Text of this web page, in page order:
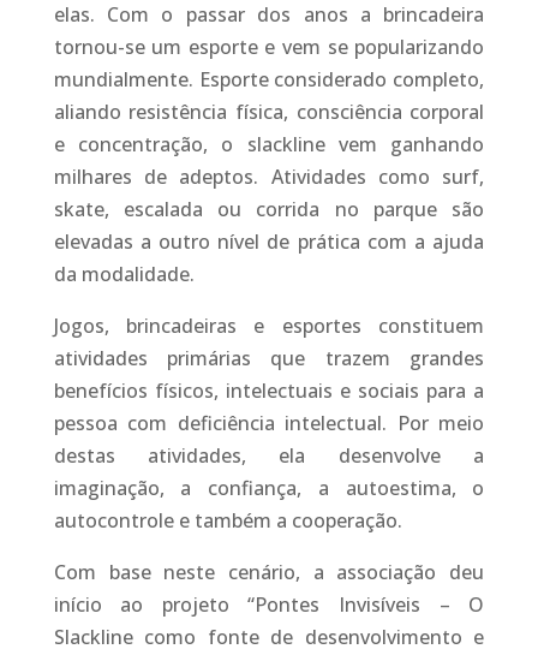
elas. Com o passar dos anos a brincadeira
tornou-se um esporte e vem se popularizando
mundialmente. Esporte considerado completo,
aliando resistência física, consciência corporal
e concentração, o slackline vem ganhando
milhares de adeptos. Atividades como surf,
skate, escalada ou corrida no parque são
elevadas a outro nível de prática com a ajuda
da modalidade.
Jogos, brincadeiras e esportes constituem
atividades primárias que trazem grandes
benefícios físicos, intelectuais e sociais para a
pessoa com deficiência intelectual. Por meio
destas atividades, ela desenvolve a
imaginação, a confiança, a autoestima, o
autocontrole e também a cooperação.
Com base neste cenário, a associação deu
início ao projeto “Pontes Invisíveis – O
Slackline como fonte de desenvolvimento e